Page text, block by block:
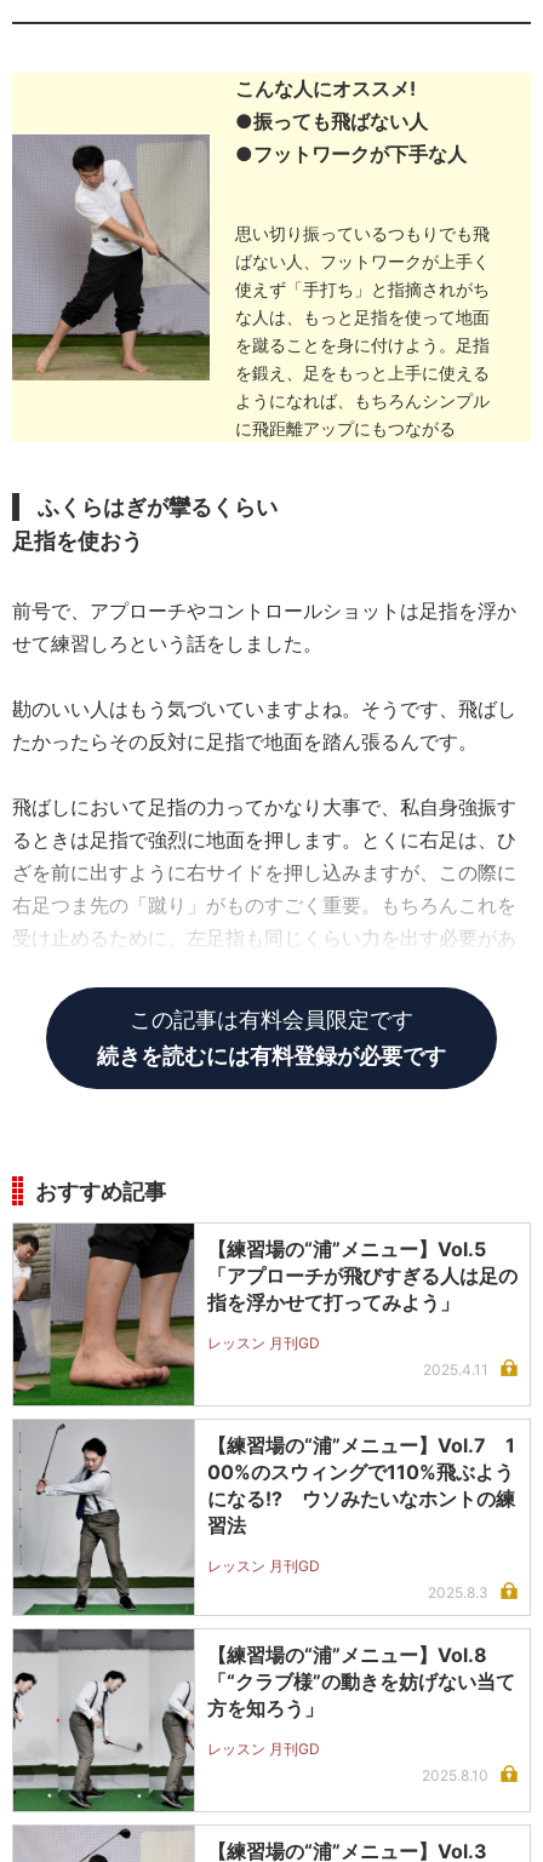
こんな人にオススメ!
●振っても飛ばない人
●フットワークが下手な人
思い切り振っているつもりでも飛
ばない人、フットワークが上手く
使えず「手打ち」と指摘されがち
な人は、もっと足指を使って地面
を蹴ることを身に付けよう。足指
を鍛え、足をもっと上手に使える
ようになれば、もちろんシンプル
に飛距離アップにもつながる
ふくらはぎが攣るくらい
足指を使おう
前号で、アプローチやコントロールショットは足指を浮か
せて練習しろという話をしました。
勘のいい人はもう気づいていますよね。そうです、飛ばし
たかったらその反対に足指で地面を踏ん張るんです。
飛ばしにおいて足指の力ってかなり大事で、私自身強振す
るときは足指で強烈に地面を押します。とくに右足は、ひ
ざを前に出すように右サイドを押し込みますが、この際に
右足つま先の「蹴り」がものすごく重要。もちろんこれを
受け止めるために、左足指も同じくらい力を出す必要があ
この記事は有料会員限定です
続きを読むには有料登録が必要です
おすすめ記事
【練習場の“浦”メニュー】Vol.5
「アプローチが飛びすぎる人は足の
指を浮かせて打ってみよう」
レッスン 月刊GD
2025.4.11
【練習場の“浦”メニュー】Vol.7 1
00%のスウィングで110%飛ぶよう
になる!? ウソみたいなホントの練
習法
レッスン 月刊GD
2025.8.3
【練習場の“浦”メニュー】Vol.8
「“クラブ様”の動きを妨げない当て
方を知ろう」
レッスン 月刊GD
2025.8.10
【練習場の“浦”メニュー】Vol.3